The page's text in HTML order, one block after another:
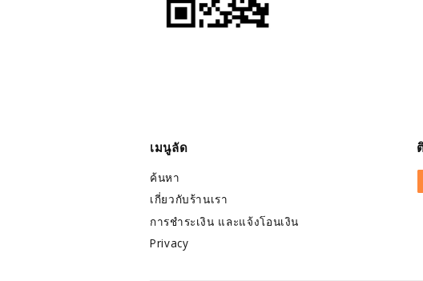
เมนูลัด
ค้นหา
เกี่ยวกับร้านเรา
การชำระเงิน และแจ้งโอนเงิน
Privacy